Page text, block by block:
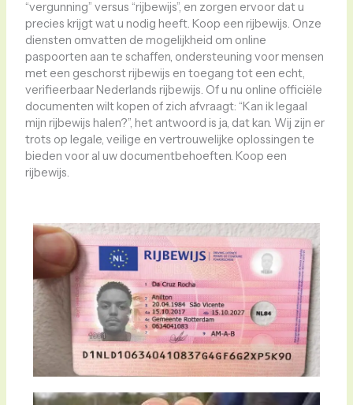
“vergunning” versus “rijbewijs”, en zorgen ervoor dat u
precies krijgt wat u nodig heeft. Koop een rijbewijs. Onze
diensten omvatten de mogelijkheid om online
paspoorten aan te schaffen, ondersteuning voor mensen
met een geschorst rijbewijs en toegang tot een echt,
verifieerbaar Nederlands rijbewijs. Of u nu online officiële
documenten wilt kopen of zich afvraagt: “Kan ik legaal
mijn rijbewijs halen?”, het antwoord is ja, dat kan. Wij zijn er
trots op legale, veilige en vertrouwelijke oplossingen te
bieden voor al uw documentbehoeften. Koop een
rijbewijs.